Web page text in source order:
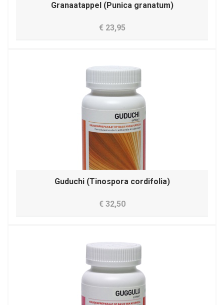
Granaatappel (Punica granatum)
€ 23,95
Guduchi (Tinospora cordifolia)
€ 32,50